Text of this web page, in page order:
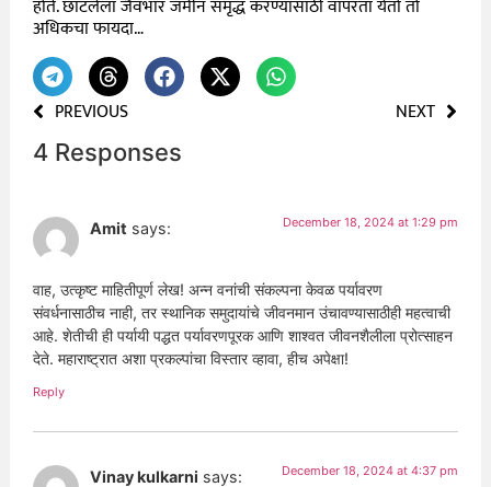
होते. छाटलेला जैवभार जमीन समृद्ध करण्यासाठी वापरता येतो तो
अधिकचा फायदा…
PREVIOUS NEXT
4 Responses
Amit says: December 18, 2024 at 1:29 pm
वाह, उत्कृष्ट माहितीपूर्ण लेख! अन्न वनांची संकल्पना केवळ पर्यावरण
संवर्धनासाठीच नाही, तर स्थानिक समुदायांचे जीवनमान उंचावण्यासाठीही महत्वाची
आहे. शेतीची ही पर्यायी पद्धत पर्यावरणपूरक आणि शाश्वत जीवनशैलीला प्रोत्साहन
देते. महाराष्ट्रात अशा प्रकल्पांचा विस्तार व्हावा, हीच अपेक्षा!
Reply
Vinay kulkarni says: December 18, 2024 at 4:37 pm